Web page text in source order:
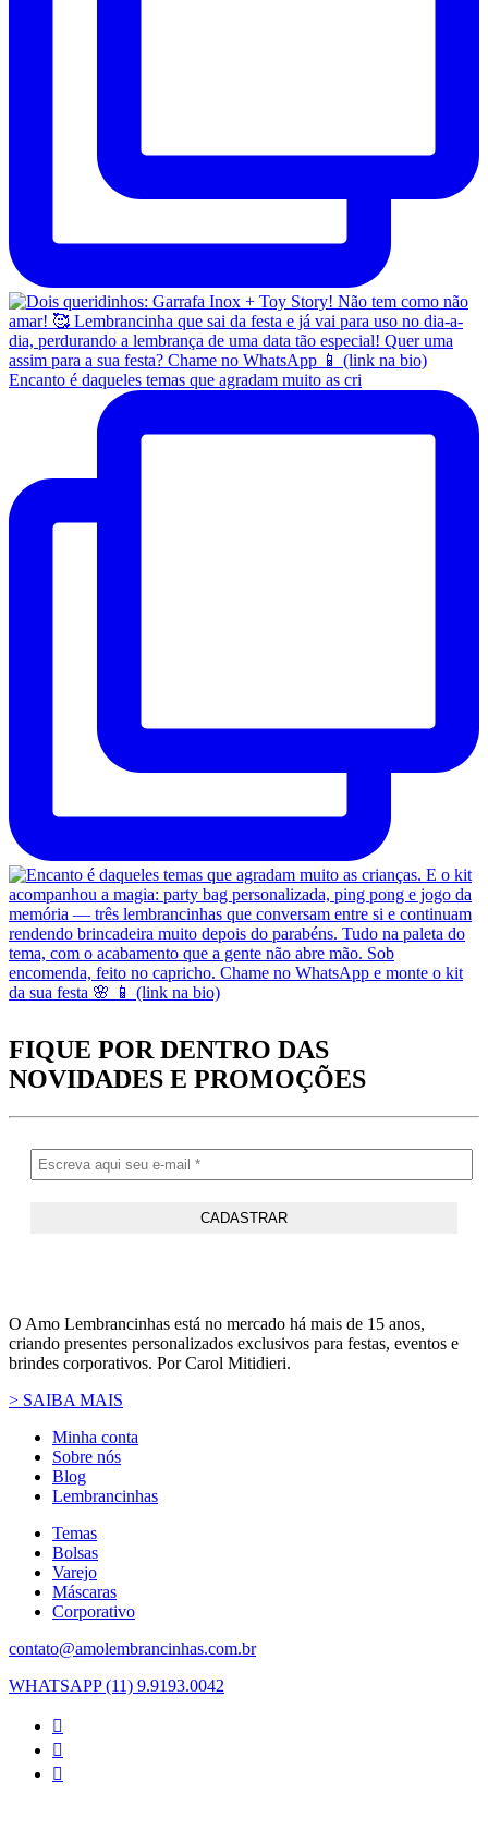
Encanto é daqueles temas que agradam muito as cri
FIQUE POR DENTRO DAS
NOVIDADES E PROMOÇÕES
O Amo Lembrancinhas está no mercado há mais de 15 anos,
criando presentes personalizados exclusivos para festas, eventos e
brindes corporativos. Por Carol Mitidieri.
> SAIBA MAIS
Minha conta
Sobre nós
Blog
Lembrancinhas
Temas
Bolsas
Varejo
Máscaras
Corporativo
contato@amolembrancinhas.com.br
WHATSAPP (11) 9.9193.0042